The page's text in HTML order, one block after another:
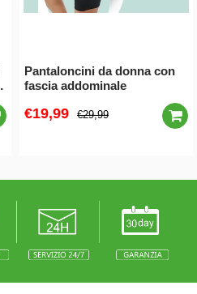
Pantaloncini da donna con
fascia addominale
€19,99 €29,99